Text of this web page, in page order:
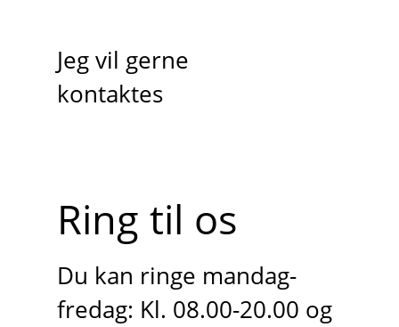
Jeg vil gerne
kontaktes
Ring til os
Du kan ringe mandag-
fredag: Kl. 08.00-20.00 og